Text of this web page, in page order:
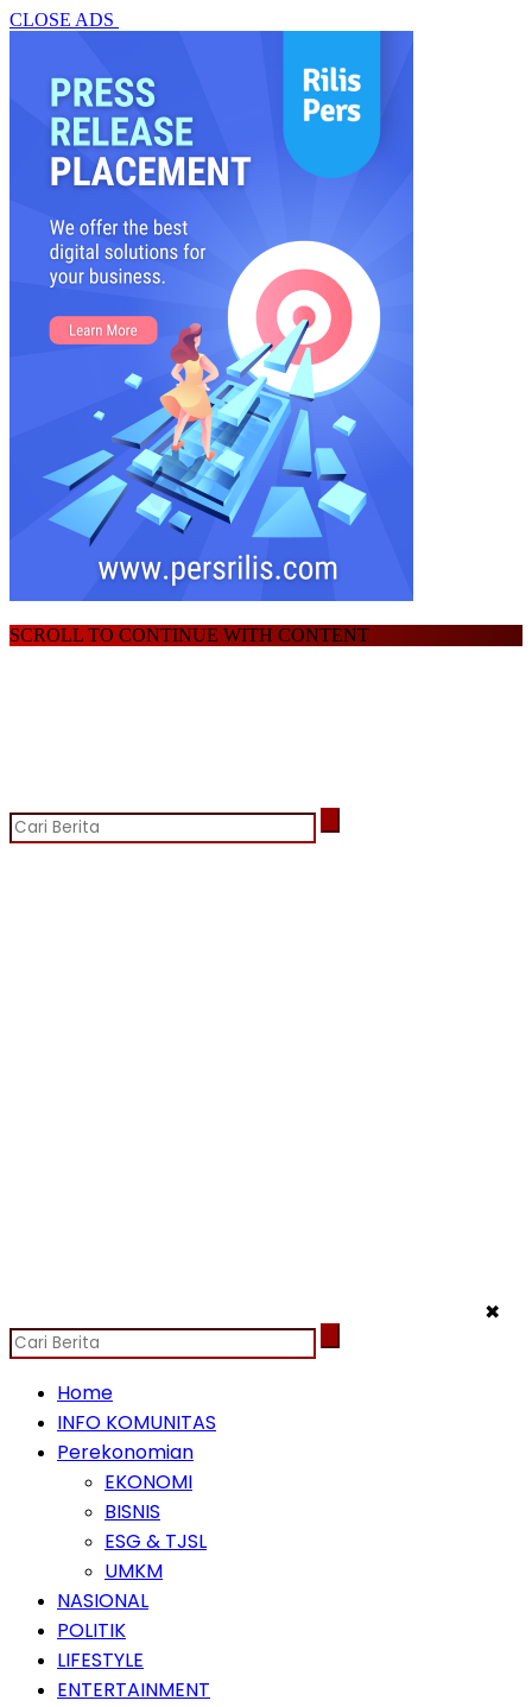
CLOSE ADS
SCROLL TO CONTINUE WITH CONTENT
✖
Home
INFO KOMUNITAS
Perekonomian
EKONOMI
BISNIS
ESG & TJSL
UMKM
NASIONAL
POLITIK
LIFESTYLE
ENTERTAINMENT